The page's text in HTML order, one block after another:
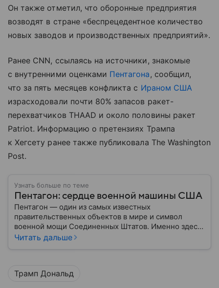
Он также отметил, что оборонные предприятия
возводят в стране «беспрецедентное количество
новых заводов и производственных предприятий».
Ранее CNN, ссылаясь на источники, знакомые
с внутренними оценками Пентагона, сообщил,
что за пять месяцев конфликта с Ираном США
израсходовали почти 80% запасов ракет-
перехватчиков THAAD и около половины ракет
Patriot. Информацию о претензиях Трампа
к Хегсету ранее также публиковала The Washington
Post.
Узнать больше по теме
Пентагон: сердце военной машины США
Пентагон — один из самых известных
правительственных объектов в мире и символ
военной мощи Соединенных Штатов. Именно здесь
располагается штаб-квартира Министерства
Читать дальше
Трамп Дональд